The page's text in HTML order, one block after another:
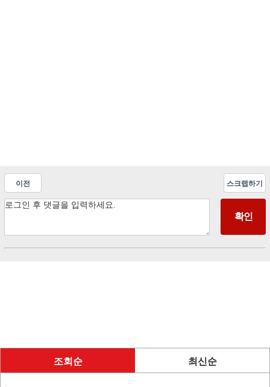
이전 스크랩하기
조회순 최신순